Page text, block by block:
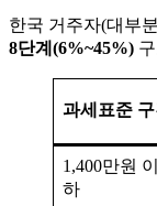
한국 거주자(대부
8단계(6%~45%)
과세표준
1,400만원 이
하